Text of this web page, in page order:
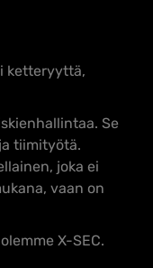
ketteryyttä,
Se
tiimityötä.
joka ei
vaan on
X-SEC.